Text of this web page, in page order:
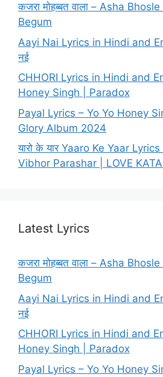
कजरा मोहब्बत वाला – Asha
Begum
Aayi Nai Lyrics in Hindi and
नई
CHHORI Lyrics in Hindi and
Honey Singh | Paradox
Payal Lyrics – Yo Yo Honey
Glory Album 2024
यारो के यार Yaaro Ke Yaar
Vibhor Parashar | LOVE
Latest Lyrics
कजरा मोहब्बत वाला – Asha
Begum
Aayi Nai Lyrics in Hindi and
नई
CHHORI Lyrics in Hindi and
Honey Singh | Paradox
Payal Lyrics – Yo Yo Honey